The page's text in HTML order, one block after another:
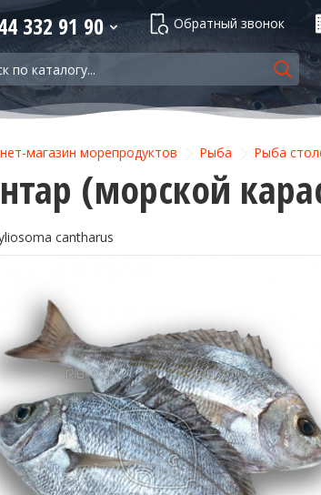
332 91 90 Обратный звонок
магазин морепродуктов Рыба Рыба
(морской
cantharus